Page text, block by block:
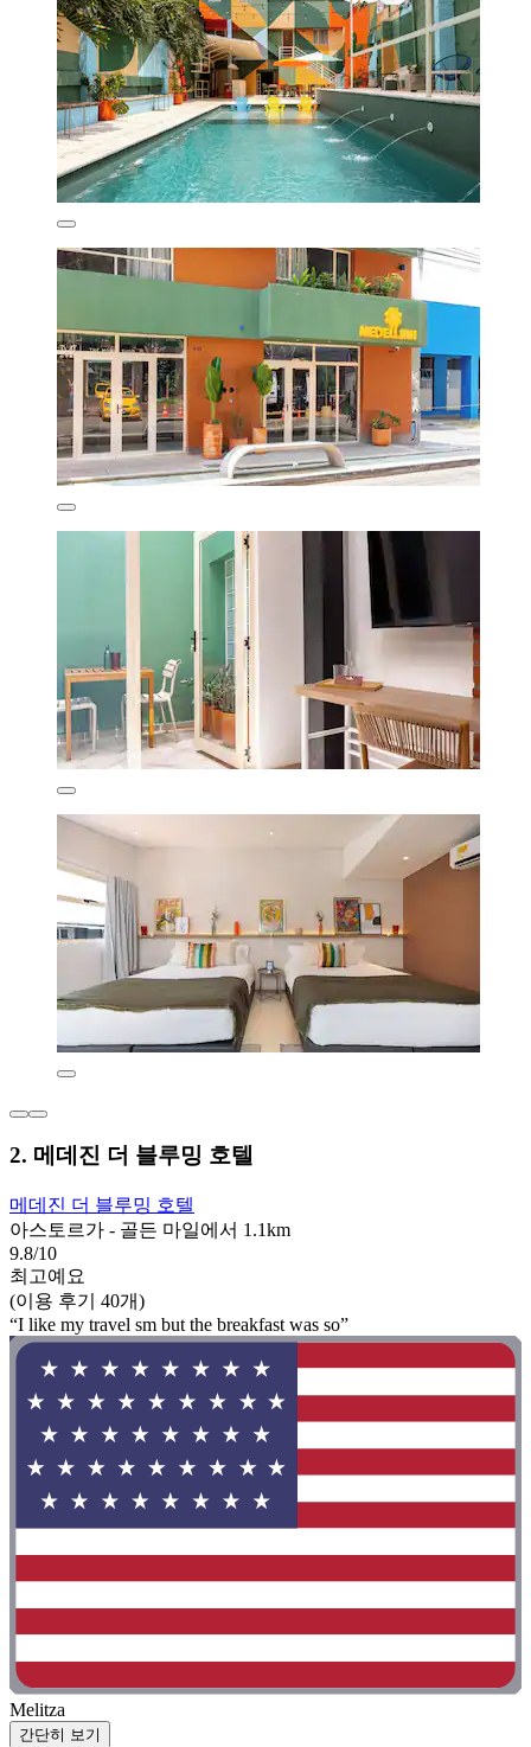
2. 메데진 더 블루밍 호텔
메데진 더 블루밍 호텔
아스토르가 - 골든 마일에서 1.1km
9.8/10
최고예요
(이용 후기 40개)
“I like my travel sm but the breakfast was so”
Melitza
간단히 보기